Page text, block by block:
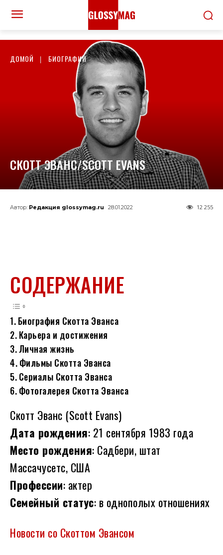
ДОМОЙ БИОГРАФИИ
СКОТТ ЭВАНС/SCOTT EVANS
Автор: Редакция glossymag.ru 28.01.2022 12 255
СОДЕРЖАНИЕ
Биография Скотта Эванса
Карьера и достижения
Личная жизнь
Фильмы Скотта Эванса
Сериалы Скотта Эванса
Фотогалерея Скотта Эванса
Скотт Эванс (Scott Evans)
Дата рождения: 21 сентября 1983 года
Место рождения: Садбери, штат
Массачусетс, США
Профессии: актер
Семейный статус: в однополых отношениях
Новости со Скоттом Эвансом